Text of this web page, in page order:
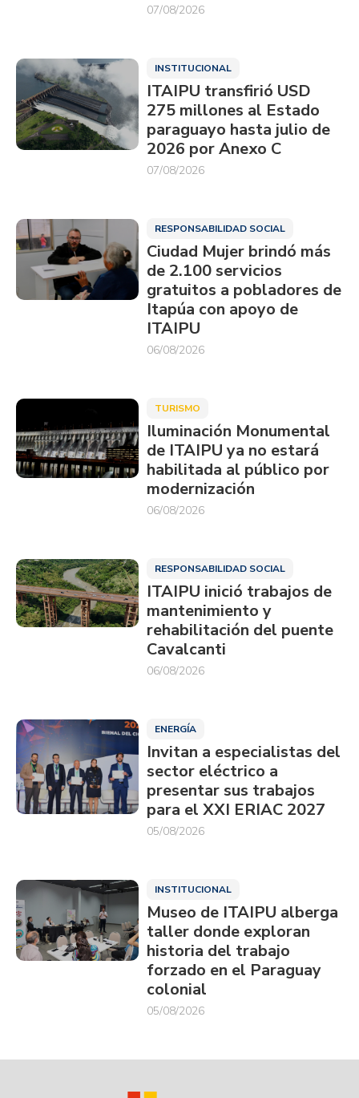
07/08/2026
INSTITUCIONAL
ITAIPU transfirió USD
275 millones al Estado
paraguayo hasta julio de
2026 por Anexo C
07/08/2026
RESPONSABILIDAD SOCIAL
Ciudad Mujer brindó más
de 2.100 servicios
gratuitos a pobladores de
Itapúa con apoyo de
ITAIPU
06/08/2026
TURISMO
Iluminación Monumental
de ITAIPU ya no estará
habilitada al público por
modernización
06/08/2026
RESPONSABILIDAD SOCIAL
ITAIPU inició trabajos de
mantenimiento y
rehabilitación del puente
Cavalcanti
06/08/2026
ENERGÍA
Invitan a especialistas del
sector eléctrico a
presentar sus trabajos
para el XXI ERIAC 2027
05/08/2026
INSTITUCIONAL
Museo de ITAIPU alberga
taller donde exploran
historia del trabajo
forzado en el Paraguay
colonial
05/08/2026